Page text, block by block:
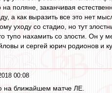
на поляне, заканчивая
а как выразить все это нет
уходу со стадио, но тут
тупо нахамить со злости. Он у
и сергей юрич родионов и
00:08
на ближайшем матче ЛЕ.